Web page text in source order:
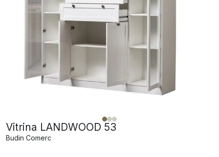
Vitrina LANDWOOD 53
Budin Comerc